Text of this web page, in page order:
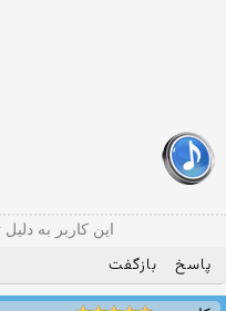
این کاربر به
پاسخ بازگفت